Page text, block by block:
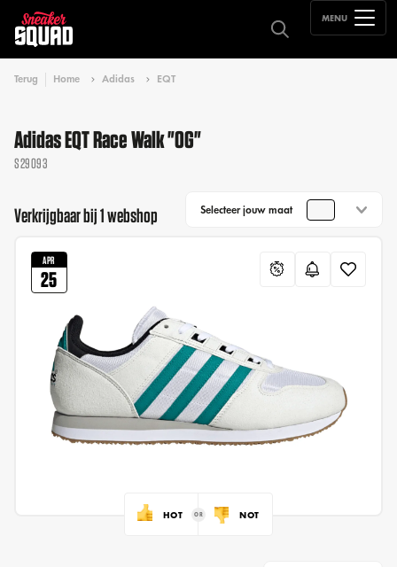
MENU
Terug Home Adidas EQT
Adidas EQT Race Walk "OG"
S29093
Verkrijgbaar bij 1 webshop Selecteer jouw maat
APR
25
HOT NOT